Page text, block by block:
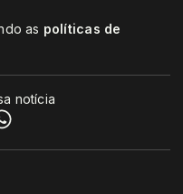
as políticas de
notícia